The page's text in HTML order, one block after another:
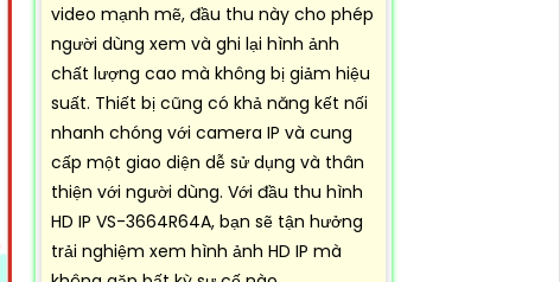
video mạnh mẽ, đầu thu này cho phép
người dùng xem và ghi lại hình ảnh
chất lượng cao mà không bị giảm hiệu
suất. Thiết bị cũng có khả năng kết nối
nhanh chóng với camera IP và cung
cấp một giao diện dễ sử dụng và thân
thiện với người dùng. Với đầu thu hình
HD IP VS-3664R64A, bạn sẽ tận hưởng
trải nghiệm xem hình ảnh HD IP mà